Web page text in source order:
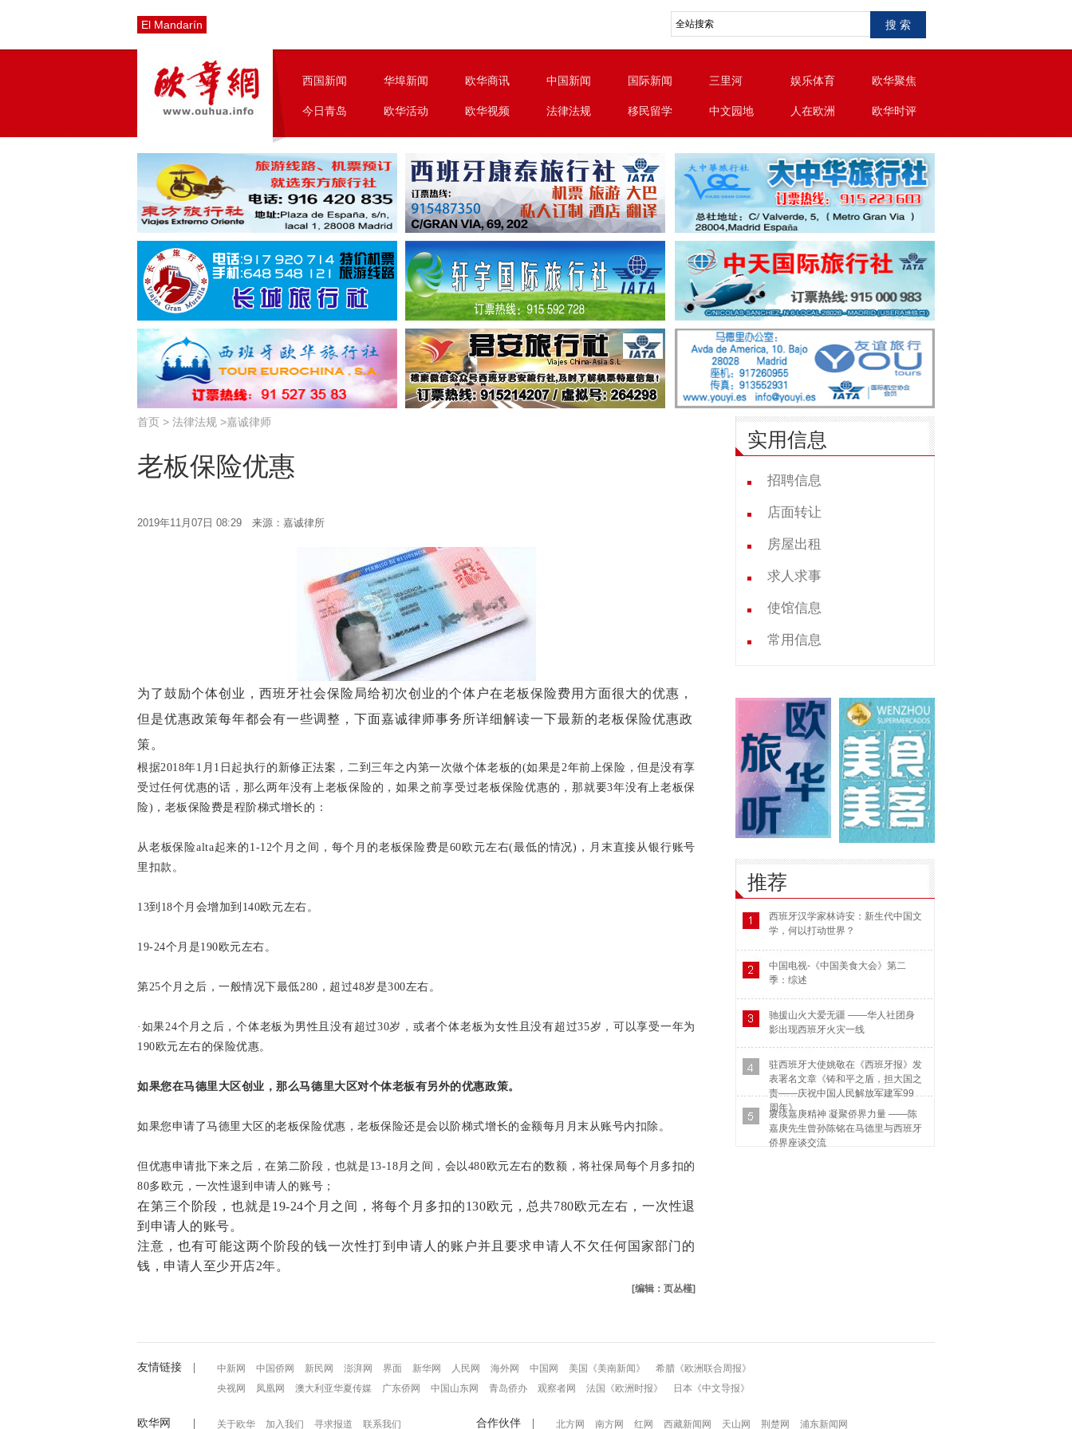
El Mandarín 搜 索
西国新闻 华埠新闻 欧华商讯 中国新闻 国际新闻 三里河 娱乐体育 欧华聚焦
今日青岛 欧华活动 欧华视频 法律法规 移民留学 中文园地 人在欧洲 欧华时评
首页 > 法律法规 >嘉诚律师
老板保险优惠
2019年11月07日 08:29 来源：嘉诚律所
为了鼓励个体创业，西班牙社会保险局给初次创业的个体户在老板保险费用方面很大的优惠，
但是优惠政策每年都会有一些调整，下面嘉诚律师事务所详细解读一下最新的老板保险优惠政
策。
根据2018年1月1日起执行的新修正法案，二到三年之内第一次做个体老板的(如果是2年前上保险，但是没有享
受过任何优惠的话，那么两年没有上老板保险的，如果之前享受过老板保险优惠的，那就要3年没有上老板保
险)，老板保险费是程阶梯式增长的：
从老板保险alta起来的1-12个月之间，每个月的老板保险费是60欧元左右(最低的情况)，月末直接从银行账号
里扣款。
13到18个月会增加到140欧元左右。
19-24个月是190欧元左右。
第25个月之后，一般情况下最低280，超过48岁是300左右。
·如果24个月之后，个体老板为男性且没有超过30岁，或者个体老板为女性且没有超过35岁，可以享受一年为
190欧元左右的保险优惠。
如果您在马德里大区创业，那么马德里大区对个体老板有另外的优惠政策。
如果您申请了马德里大区的老板保险优惠，老板保险还是会以阶梯式增长的金额每月月末从账号内扣除。
但优惠申请批下来之后，在第二阶段，也就是 13-18月之间，会以480欧元左右的数额，将社保局每个月多扣的
80多欧元，一次性退到申请人的账号；
在第三个阶段，也就是19-24个月之间，将每个月多扣的130欧元，总共780欧元左右，一次性退
到申请人的账号。
注意，也有可能这两个阶段的钱一次性打到申请人的账户并且要求申请人不欠任何国家部门的
钱，申请人至少开店2年。
[编辑：页丛槿]
实用信息
招聘信息
店面转让
房屋出租
求人求事
使馆信息
常用信息
推荐
西班牙汉学家林诗安：新生代中国文
学，何以打动世界？
中国电视-《中国美食大会》第二
季：综述
驰援山火大爱无疆 ——华人社团身
影出现西班牙火灾一线
驻西班牙大使姚敬在《西班牙报》发
表署名文章《铸和平之盾，担大国之
责——庆祝中国人民解放军建军99
周年》
赓续嘉庚精神 凝聚侨界力量 ——陈
嘉庚先生曾孙陈铭在马德里与西班牙
侨界座谈交流
友情链接 | 中新网 中国侨网 新民网 澎湃网 界面 新华网 人民网 海外网 中国网 美国《美南新闻》
希腊《欧洲联合周报》
央视网
凤凰网 澳大利亚华夏传媒 广东侨网 中国山东网 青岛侨办 观察者网 法国《欧洲时报》 日本《中文导报》
欧华网 | 关于欧华 加入我们 寻求报道 联系我们 合作伙伴 | 北方网 南方网 红网 西藏新闻网 天山网 荆楚网 浦东新闻网